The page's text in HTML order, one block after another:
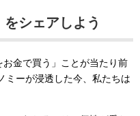
シェアしよう
金で買う」ことが当たり前
ミーが浸透した今、私たちは